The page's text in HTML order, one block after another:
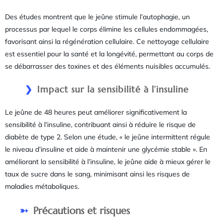
Des études montrent que le jeûne stimule l’autophagie, un
processus par lequel le corps élimine les cellules endommagées,
favorisant ainsi la régénération cellulaire. Ce nettoyage cellulaire
est essentiel pour la santé et la longévité, permettant au corps de
se débarrasser des toxines et des éléments nuisibles accumulés.
Impact sur la sensibilité à l’insuline
Le jeûne de 48 heures peut améliorer significativement la
sensibilité à l’insuline, contribuant ainsi à réduire le risque de
diabète de type 2. Selon une étude, « le jeûne intermittent régule
le niveau d’insuline et aide à maintenir une glycémie stable ». En
améliorant la sensibilité à l’insuline, le jeûne aide à mieux gérer le
taux de sucre dans le sang, minimisant ainsi les risques de
maladies métaboliques.
Précautions et risques